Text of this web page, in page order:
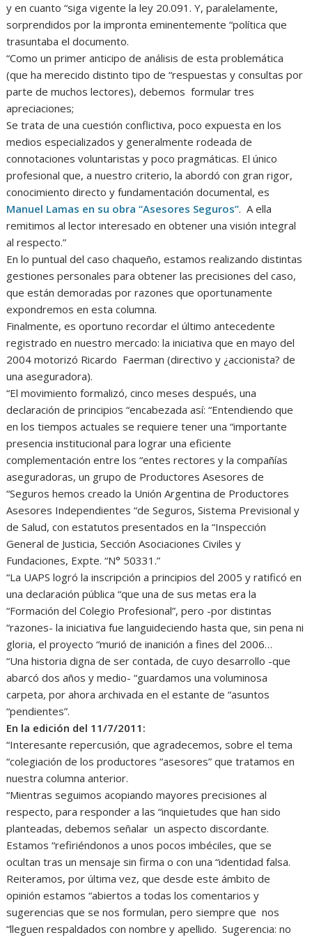
y en cuanto “siga vigente la ley 20.091. Y, paralelamente,
sorprendidos por la impronta eminentemente “política que
trasuntaba el documento.
“Como un primer anticipo de análisis de esta problemática
(que ha merecido distinto tipo de “respuestas y consultas por
parte de muchos lectores), debemos formular tres
apreciaciones;
Se trata de una cuestión conflictiva, poco expuesta en los
medios especializados y generalmente rodeada de
connotaciones voluntaristas y poco pragmáticas. El único
profesional que, a nuestro criterio, la abordó con gran rigor,
conocimiento directo y fundamentación documental, es
Manuel Lamas en su obra “Asesores Seguros”. A ella
remitimos al lector interesado en obtener una visión integral
al respecto.”
En lo puntual del caso chaqueño, estamos realizando distintas
gestiones personales para obtener las precisiones del caso,
que están demoradas por razones que oportunamente
expondremos en esta columna.
Finalmente, es oportuno recordar el último antecedente
registrado en nuestro mercado: la iniciativa que en mayo del
2004 motorizó Ricardo Faerman (directivo y ¿accionista? de
una aseguradora).
“El movimiento formalizó, cinco meses después, una
declaración de principios “encabezada así: “Entendiendo que
en los tiempos actuales se requiere tener una “importante
presencia institucional para lograr una eficiente
complementación entre los “entes rectores y la compañías
aseguradoras, un grupo de Productores Asesores de
“Seguros hemos creado la Unión Argentina de Productores
Asesores Independientes “de Seguros, Sistema Previsional y
de Salud, con estatutos presentados en la “Inspección
General de Justicia, Sección Asociaciones Civiles y
Fundaciones, Expte. “N° 50331.”
“La UAPS logró la inscripción a principios del 2005 y ratificó en
una declaración pública “que una de sus metas era la
“Formación del Colegio Profesional”, pero -por distintas
“razones- la iniciativa fue languideciendo hasta que, sin pena ni
gloria, el proyecto “murió de inanición a fines del 2006…
“Una historia digna de ser contada, de cuyo desarrollo -que
abarcó dos años y medio- “guardamos una voluminosa
carpeta, por ahora archivada en el estante de “asuntos
“pendientes”.
En la edición del 11/7/2011:
“Interesante repercusión, que agradecemos, sobre el tema
“colegiación de los productores “asesores” que tratamos en
nuestra columna anterior.
“Mientras seguimos acopiando mayores precisiones al
respecto, para responder a las “inquietudes que han sido
planteadas, debemos señalar un aspecto discordante.
Estamos “refiriéndonos a unos pocos imbéciles, que se
ocultan tras un mensaje sin firma o con una “identidad falsa.
Reiteramos, por última vez, que desde este ámbito de
opinión estamos “abiertos a todas los comentarios y
sugerencias que se nos formulan, pero siempre que nos
“lleguen respaldados con nombre y apellido. Sugerencia: no